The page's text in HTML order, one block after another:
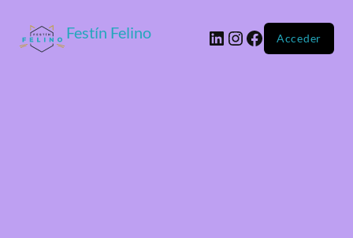
Festín Felino Acceder